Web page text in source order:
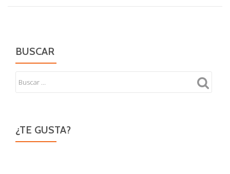
despiertas
BUSCAR
¿TE GUSTA?